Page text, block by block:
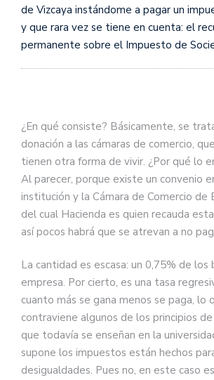
de Vizcaya instándome a pagar un
y que rara vez se tiene en cuenta: el
permanente sobre el Impuesto de
¿En qué consiste? Básicamente, se
donación a las cámaras de comercio,
tienen otra forma de vivir. ¿Por qué lo
Al parecer, porque existe un convenio
institución y la Cámara de Comercio de
del cual Hacienda es quien recauda
así pocos habrá que se atrevan a no
La cantidad es escasa: un 0,75% de los
empresa. Por cierto, es una tasa
cuanto más se gana menos se paga, lo
contraviene algunos de los principios
que todavía se enseñan en la
supone los impuestos están hechos
desigualdades. Pues no, en este caso